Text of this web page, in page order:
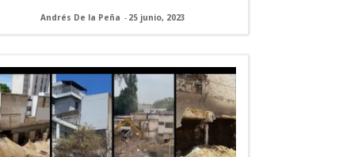
Andrés De la Peña - 25 junio, 2023